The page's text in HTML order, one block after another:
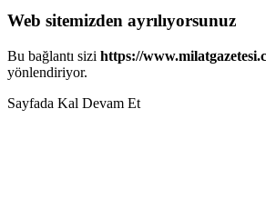
Web sitemizden ayrılıyorsunuz
Bu bağlantı sizi https://
yönlendiriyor.
Sayfada Kal Devam Et